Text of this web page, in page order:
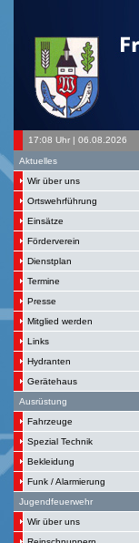
17:08 Uhr | 06.08.2026
Aktuelles
Wir über uns
Ortswehrführung
Einsätze
Förderverein
Dienstplan
Termine
Presse
Mitglied werden
Links
Hydranten
Gerätehaus
Ausrüstung
Fahrzeuge
Spezial Technik
Bekleidung
Funk / Alarmierung
Jugendfeuerwehr
Wir über uns